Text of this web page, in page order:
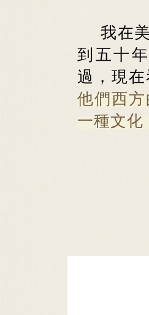
我在
到五十
過，現
他們西
一種文化